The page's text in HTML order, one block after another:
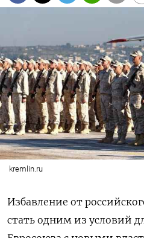
kremlin.ru
Избавление от
стать одним из условий